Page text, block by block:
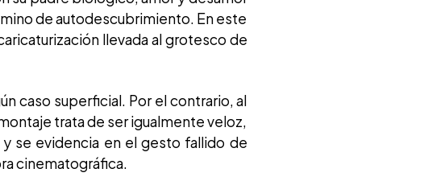
de autodescubrimiento. En este
llevada al grotesco de
caso superficial. Por el contrario, al
trata de ser igualmente veloz,
se evidencia en el gesto fallido de
cinematográfica.